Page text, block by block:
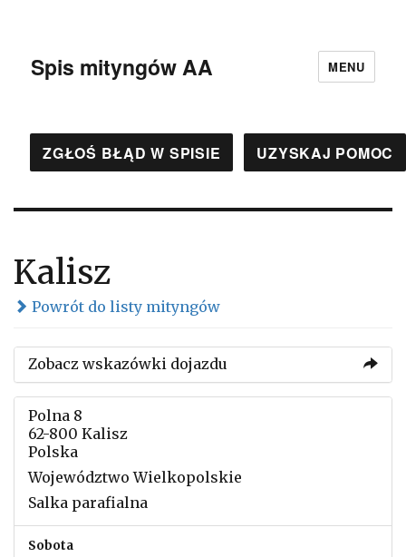
Spis mityngów AA MENU
ZGŁOŚ BŁĄD W SPISIE UZYSKAJ POMOC
Kalisz
Powrót do listy mityngów
Zobacz wskazówki dojazdu
Polna 8
62-800 Kalisz
Polska
Województwo Wielkopolskie
Salka parafialna
Sobota